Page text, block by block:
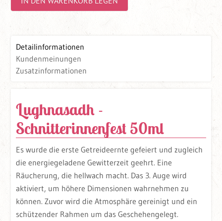
Detailinformationen
Kundenmeinungen
Zusatzinformationen
Lughnasadh -
Schnitterinnenfest 50ml
Es wurde die erste Getreideernte gefeiert und zugleich
die energiegeladene Gewitterzeit geehrt. Eine
Räucherung, die hellwach macht. Das 3. Auge wird
aktiviert, um höhere Dimensionen wahrnehmen zu
können. Zuvor wird die Atmosphäre gereinigt und ein
schützender Rahmen um das Geschehengelegt.